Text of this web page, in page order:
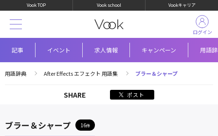
Vook TOP Vook school Vookキャリア
記事 イベント 求人情報 キャンペーン 用語
ログイン
用語辞典 After Effects エフェクト 用語集 ブラー＆シャープ
SHARE ポスト
ブラー＆シャープ 16